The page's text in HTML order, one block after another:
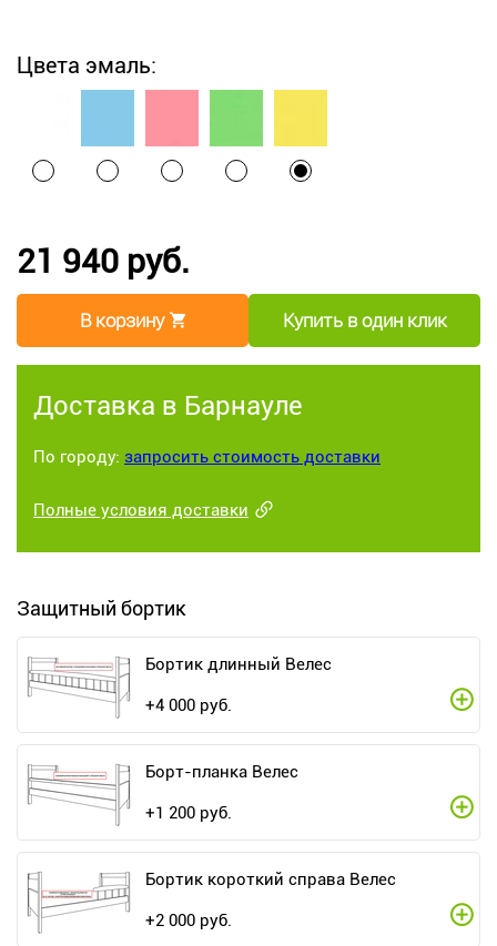
Цвета эмаль:
21 940 руб.
В корзину Купить в один клик
Доставка в Барнауле
По городу: запросить стоимость доставки
Полные условия доставки
Защитный бортик
Бортик длинный Велес
+4 000 руб.
Борт-планка Велес
+1 200 руб.
Бортик короткий справа Велес
+2 000 руб.